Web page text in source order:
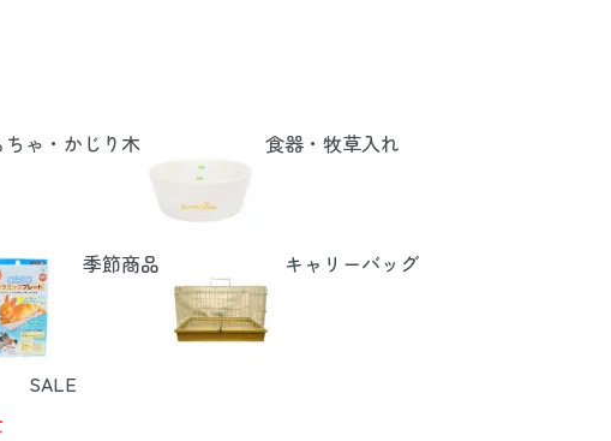
ちゃ・かじり木 食器・牧草入れ
季節商品 キャリーバッグ
SALE